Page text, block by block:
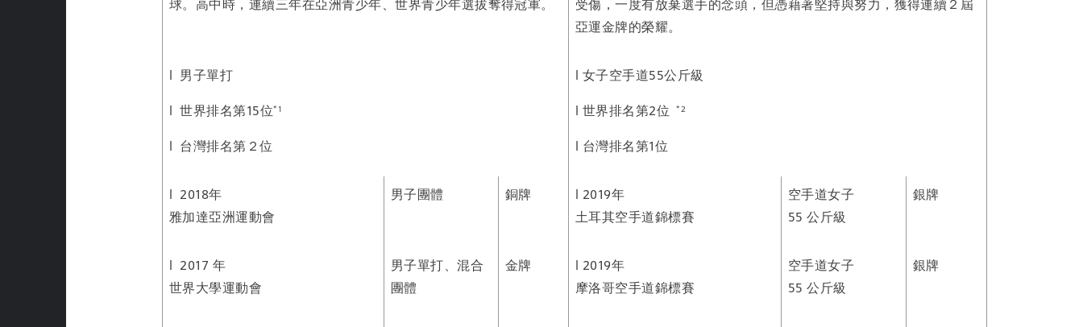
球。高中時，連續三年在亞洲青少年、世界青少年選拔奪得冠軍。
受傷，一度有放棄選手的念頭，但憑藉著堅持與努力，獲得連續２屆
亞運金牌的榮耀。
l 男子單打
l 世界排名第15位*1
l 台灣排名第２位
l 女子空手道55公斤級
l 世界排名第2位 *2
l 台灣排名第1位
l 2018年
雅加達亞洲運動會
男子團體 銅牌
l 2019年
土耳其空手道錦標賽
空手道女子
55 公斤級
銀牌
l 2017 年
世界大學運動會
男子單打、混合
團體
金牌
l 2019年
摩洛哥空手道錦標賽
空手道女子
55 公斤級
銀牌